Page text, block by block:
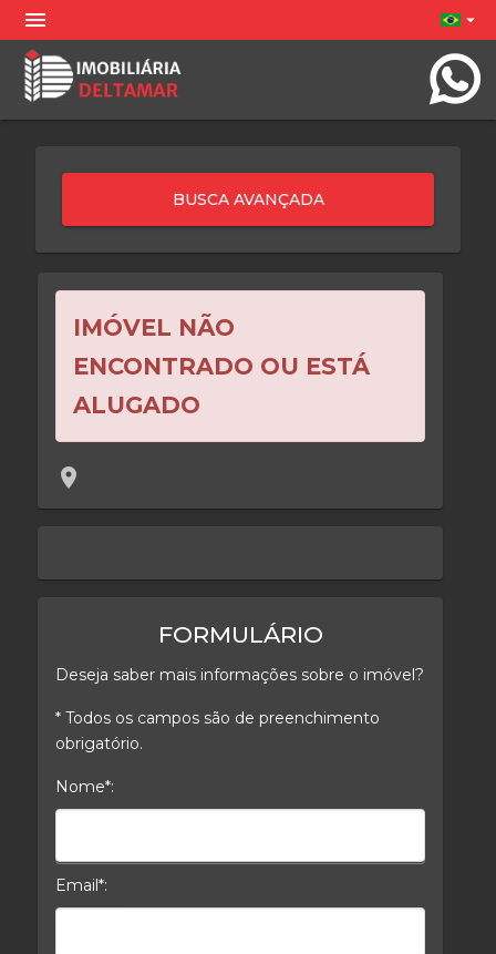
menu arrow_drop_down
IMÓVEL NÃO
ENCONTRADO OU ESTÁ
ALUGADO
location_on
FORMULÁRIO
Deseja saber mais informações sobre o imóvel?
* Todos os campos são de preenchimento
obrigatório.
Nome*:
Email*: